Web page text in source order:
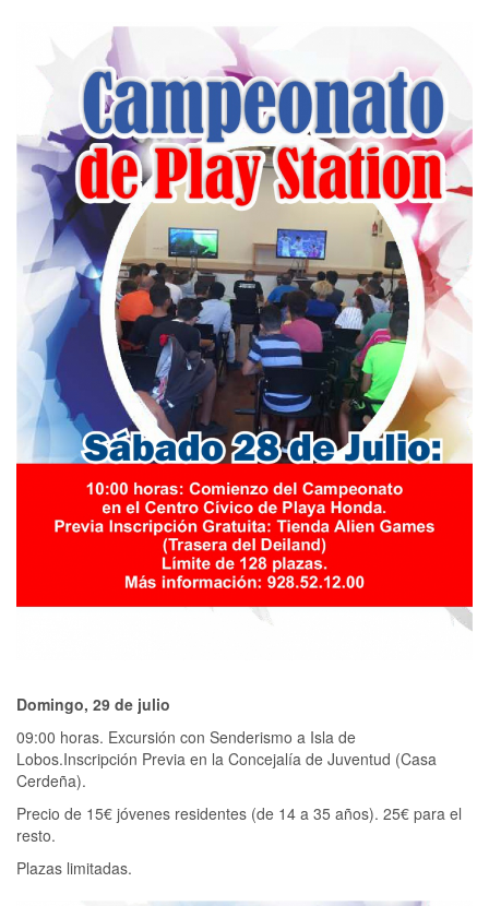
Domingo, 29 de julio
09:00 horas. Excursión con Senderismo a Isla de
Lobos.Inscripción Previa en la Concejalía de Juventud (Casa
Cerdeña).
Precio de 15€ jóvenes residentes (de 14 a 35 años). 25€ para el
resto.
Plazas limitadas.